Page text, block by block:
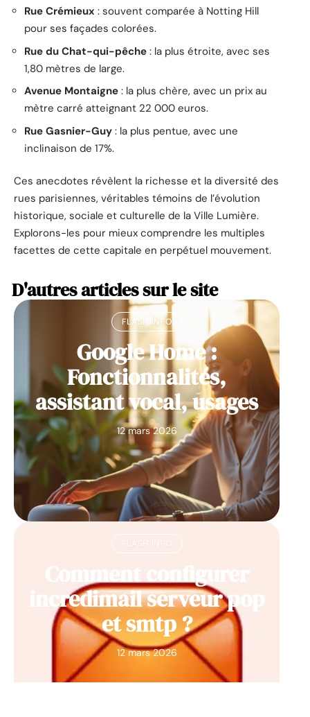
Rue Crémieux : souvent comparée à Notting Hill
pour ses façades colorées.
Rue du Chat-qui-pêche : la plus étroite, avec ses
1,80 mètres de large.
Avenue Montaigne : la plus chère, avec un prix au
mètre carré atteignant 22 000 euros.
Rue Gasnier-Guy : la plus pentue, avec une
inclinaison de 17%.
Ces anecdotes révèlent la richesse et la diversité des
rues parisiennes, véritables témoins de l’évolution
historique, sociale et culturelle de la Ville Lumière.
Explorons-les pour mieux comprendre les multiples
facettes de cette capitale en perpétuel mouvement.
D'autres articles sur le site
FLASH INFO
Google Home :
Fonctionnalités,
assistant vocal, usages
12 mars 2026
FLASH INFO
Comment configurer
incredimail serveur pop
et smtp ?
12 mars 2026